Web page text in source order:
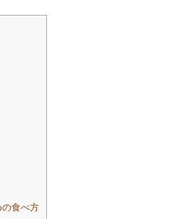
食べ方